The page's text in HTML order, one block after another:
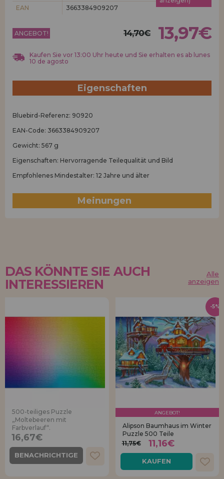
Los gehts! Wir haben auf dich gewartet.
HÄNDLERREGISTRIERUNG
EAN
3663384909207
ANGEBOT! 14,70€ 13,97€
Kaufen Sie vor 13:00 Uhr heute und Sie erhalten es ab lunes
10 de agosto
Eigenschaften
Bluebird-Referenz: 90920
EAN-Code: 3663384909207
Gewicht: 567 g
Eigenschaften: Hervorragende Teilequalität und Bild
Empfohlenes Mindestalter: 12 Jahre und älter
Meinungen
DAS KÖNNTE SIE AUCH
INTERESSIEREN
Alle
anzeigen
500-teiliges Puzzle
„Moltebeeren mit
Farbverlauf“.
16,67€
BENACHRICHTIGE
ANGEBOT!
Alipson Baumhaus im Winter
Puzzle 500 Teile
11,75€
11,16€
KAUFEN
-5%